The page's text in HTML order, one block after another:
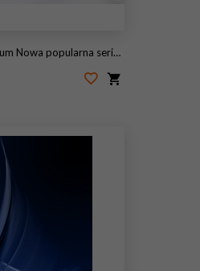
popularna seria. Nice Design